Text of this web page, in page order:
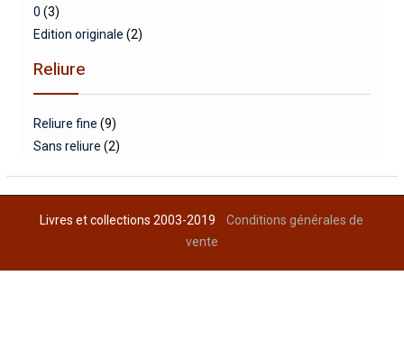
0 (3)
Edition originale (2)
Reliure
Reliure fine (9)
Sans reliure (2)
Livres et collections 2003-2019Conditions générales de
vente